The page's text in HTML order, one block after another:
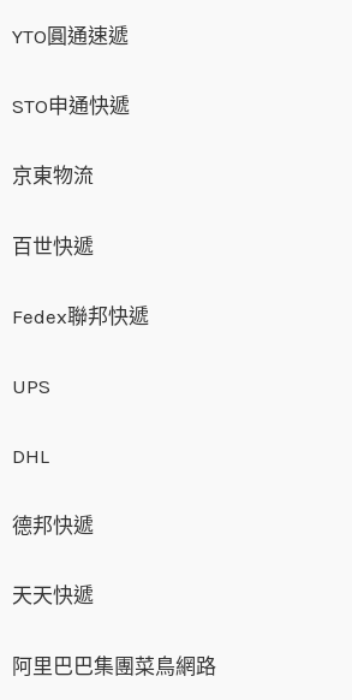
YTO圓通速遞
STO申通快遞
京東物流
百世快遞
Fedex聯邦快遞
UPS
DHL
德邦快遞
天天快遞
阿里巴巴集團菜鳥網路